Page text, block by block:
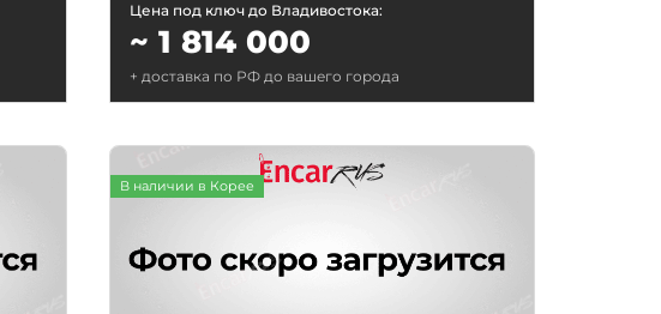
Цена под ключ до Владивостока:
~ 1 814 000
+ доставка по РФ до вашего города
В наличии в Корее
Поиск
Новосибирск
Уфа